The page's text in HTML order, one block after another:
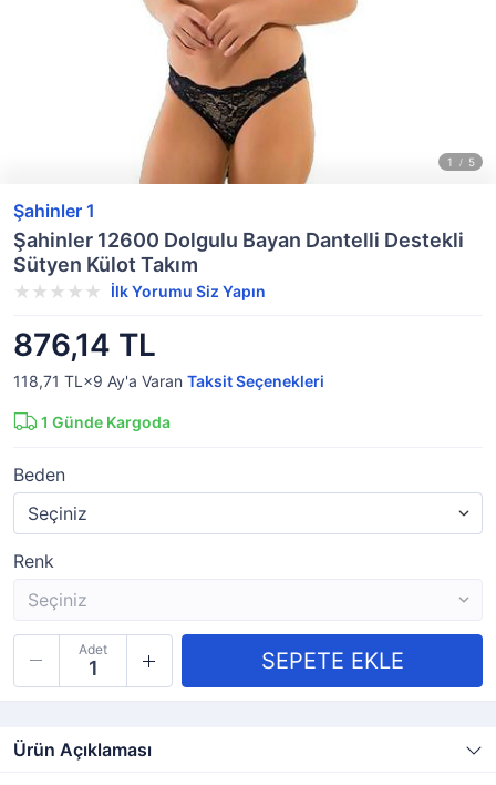
Şahinler 1
Şahinler 12600 Dolgulu Bayan Dantelli Destekli
Sütyen Külot Takım
İlk Yorumu Siz Yapın
876,14 TL
118,71 TL×9 Ay'a Varan Taksit Seçenekleri
1 Günde Kargoda
Beden
Renk
Adet
Ürün Açıklaması